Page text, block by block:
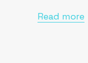
Read more